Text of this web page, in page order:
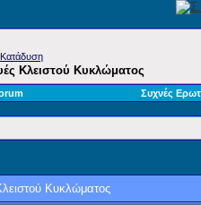
Κατάδυση
Κλειστού Κυκλώματος
Συχνές
Κυκλώματος